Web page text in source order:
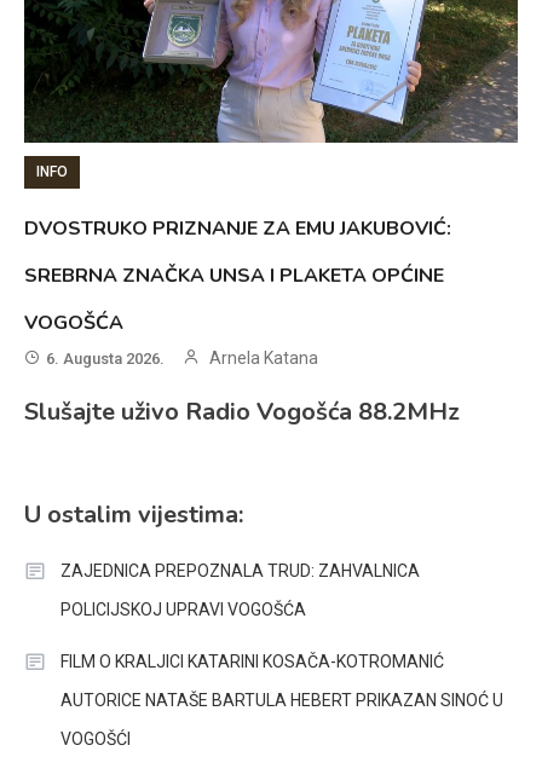
INFO
DVOSTRUKO PRIZNANJE ZA EMU JAKUBOVIĆ:
SREBRNA ZNAČKA UNSA I PLAKETA OPĆINE
VOGOŠĆA
6. Augusta 2026. Arnela Katana
Slušajte uživo Radio Vogošća 88.2MHz
U ostalim vijestima:
ZAJEDNICA PREPOZNALA TRUD: ZAHVALNICA
POLICIJSKOJ UPRAVI VOGOŠĆA
FILM O KRALJICI KATARINI KOSAČA-KOTROMANIĆ
AUTORICE NATAŠE BARTULA HEBERT PRIKAZAN SINOĆ U
VOGOŠĆI